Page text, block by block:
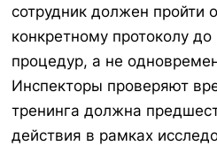
сотрудник должен пройти
конкретному протоколу
процедур, а не
Инспекторы проверяют
тренинга должна
действия в рамках